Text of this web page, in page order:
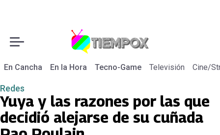
En Cancha En la Hora Tecno-Game Televisión Cine/
Redes
Yuya y las razones por las que
decidió alejarse de su cuñada